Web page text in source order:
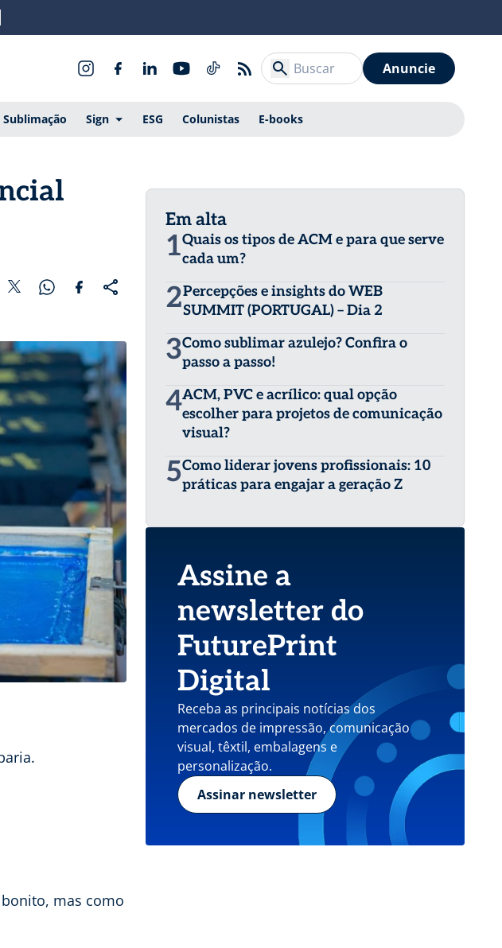
Anuncie
Sublimação Sign ESG Colunistas E-books
mas como
Em alta
1Quais os tipos de ACM e para que serve
cada um?
2Percepções e insights do WEB
SUMMIT (PORTUGAL) – Dia 2
3Como sublimar azulejo? Confira o
passo a passo!
4ACM, PVC e acrílico: qual opção
escolher para projetos de comunicação
visual?
5Como liderar jovens profissionais: 10
práticas para engajar a geração Z
Assine a
newsletter do
FuturePrint
Digital
Receba as principais notícias dos
mercados de impressão, comunicação
visual, têxtil, embalagens e
personalização.
Assinar newsletter